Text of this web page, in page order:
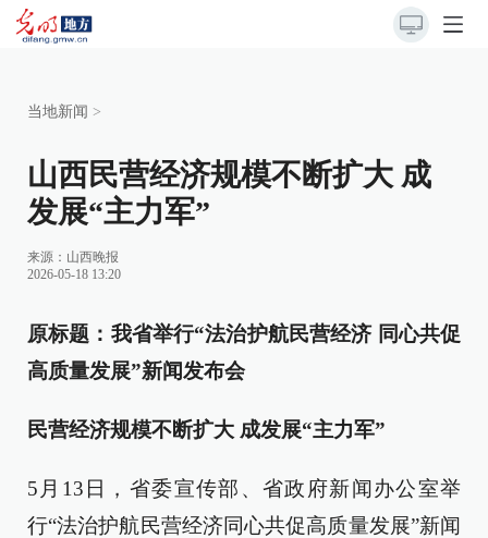
当地新闻 >
山西民营经济规模不断扩大 成
发展“主力军”
来源： 山西晚报
2026-05-18 13:20
原标题：我省举行“法治护航民营经济 同心共促
高质量发展”新闻发布会
民营经济规模不断扩大 成发展“主力军”
5月13日，省委宣传部、省政府新闻办公室举
行“法治护航民营经济同心共促高质量发展”新闻